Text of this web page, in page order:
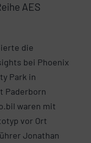
AES
die
bei Phoenix
Park in
Paderborn
waren mit
vor Ort
Jonathan